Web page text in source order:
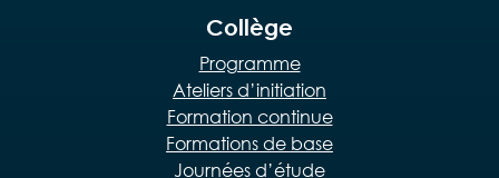
Collège
Programme
Ateliers d’initiation
Formation continue
Formations de base
Journées d’étude